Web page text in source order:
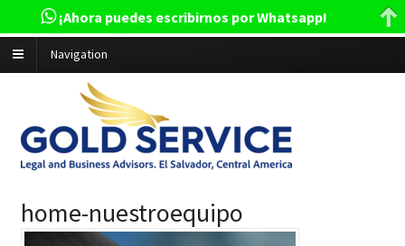
Navigation
home-nuestroequipo
¡Ahora puedes escribirnos por Whatsapp!